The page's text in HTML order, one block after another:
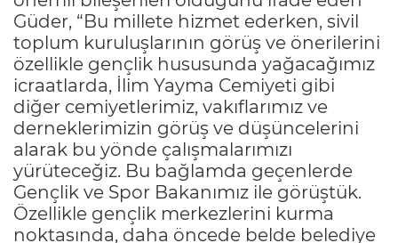
Güder, “Bu millete hizmet ederken, sivil
toplum kuruluşlarının görüş ve önerilerini
özellikle gençlik hususunda yağacağımız
icraatlarda, İlim Yayma Cemiyeti gibi
diğer cemiyetlerimiz, vakıflarımız ve
derneklerimizin görüş ve düşüncelerini
alarak bu yönde çalışmalarımızı
yürüteceğiz. Bu bağlamda geçenlerde
Gençlik ve Spor Bakanımız ile görüştük.
Özellikle gençlik merkezlerini kurma
noktasında, daha öncede belde belediye